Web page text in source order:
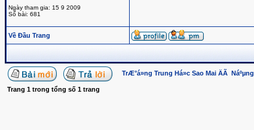
Ngày tham gia: 15 9 2009
Số bài: 681
Về Đầu Trang
TrÆ°á»ng Trung Há»c Sao Mai ÄÃ Náºµng
Trang 1 trong tổng số 1 trang